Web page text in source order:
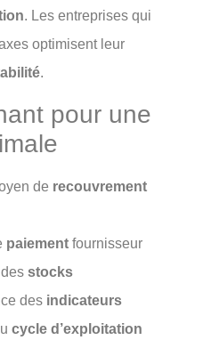
. Les entreprises qui
optimisent leur
.
pour une
de recouvrement
paiement fournisseur
des stocks
des indicateurs
cycle d’exploitation